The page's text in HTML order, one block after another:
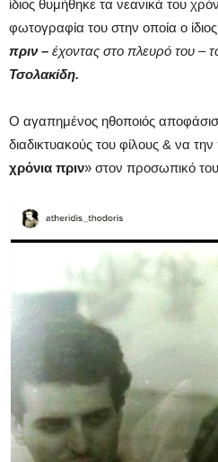
ίδιος θυμήθηκε τα νεανικά του
φωτογραφία του στην οποία ο
πριν – έχοντας στο πλευρό του –
Τσολακίδη.
Ο αγαπημένος ηθοποιός
διαδικτυακούς του φίλους & να
χρόνια πριν» στον προσωπικό